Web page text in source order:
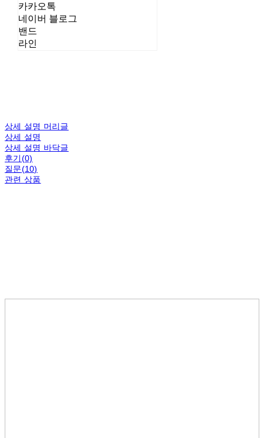
카카오톡
네이버 블로그
밴드
라인
상세 설명 머리글
상세 설명
상세 설명 바닥글
후기(0)
질문(10)
관련 상품